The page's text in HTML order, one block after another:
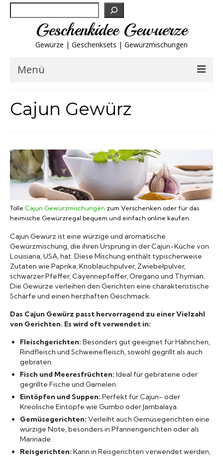
Geschenkidee Gewuerze
Gewürze | Geschenksets | Gewürzmischungen
Menü
Gewürzgläser
Gewürzregal
Grillgewürze
Marken A-Z
Mörser
Bücher
Cajun Gewürz
Tolle Cajun Gewürzmischungen zum Verschenken oder für das
heimische Gewürzregal bequem und einfach online kaufen.
Cajun Gewürz ist eine würzige und aromatische
Gewürzmischung, die ihren Ursprung in der Cajun-Küche von
Louisiana, USA, hat. Diese Mischung enthält typischerweise
Zutaten wie Paprika, Knoblauchpulver, Zwiebelpulver,
schwarzer Pfeffer, Cayennepfeffer, Oregano und Thymian.
Die Gewürze verleihen den Gerichten eine charakteristische
Schärfe und einen herzhaften Geschmack.
Das Cajun Gewürz passt hervorragend zu einer Vielzahl
von Gerichten. Es wird oft verwendet in:
Fleischgerichten: Besonders gut geeignet für Hähnchen,
Rindfleisch und Schweinefleisch, sowohl gegrillt als auch
gebraten.
Fisch und Meeresfrüchten: Ideal für gebratene oder
gegrillte Fische und Garnelen.
Eintöpfen und Suppen: Perfekt für Cajun- oder
Kreolische Eintöpfe wie Gumbo oder Jambalaya.
Gemüsegerichten: Verleiht auch Gemüsegerichten eine
würzige Note, besonders in Pfannengerichten oder als
Marinade.
Reisgerichten: Kann in Reisgerichten verwendet werden,